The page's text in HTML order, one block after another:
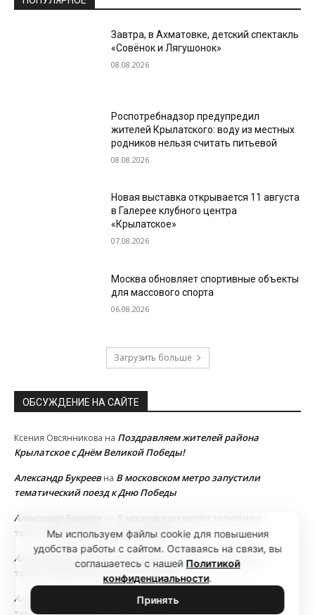
Завтра, в Ахматовке, детский спектакль
«Совёнок и Лягушонок»
08.08.2026
Роспотребнадзор предупредил
жителей Крылатского: воду из местных
родников нельзя считать питьевой
08.08.2026
Новая выставка открывается 11 августа
в Галерее клубного центра
«Крылатское»
07.08.2026
Москва обновляет спортивные объекты
для массового спорта
06.08.2026
Загрузить больше
ОБСУЖДЕНИЕ НА САЙТЕ
Ксения Овсянникова на Поздравляем жителей района
Крылатское с Днём Великой Победы!
Александр Букреевна В московском метро запустили
тематический поезд к Дню Победы
Александр Букреев
В московском метро запустили
тематический поезд к Дню Победы
Александр Букреев
В московском метро запустили
тематический поезд к Дню Победы
Александр Букреев
В московском метро запустили
Мы используем файлы cookie для повышения
удобства работы с сайтом. Оставаясь на связи, вы
соглашаетесь с нашей Политикой
конфиденциальности.
Принять